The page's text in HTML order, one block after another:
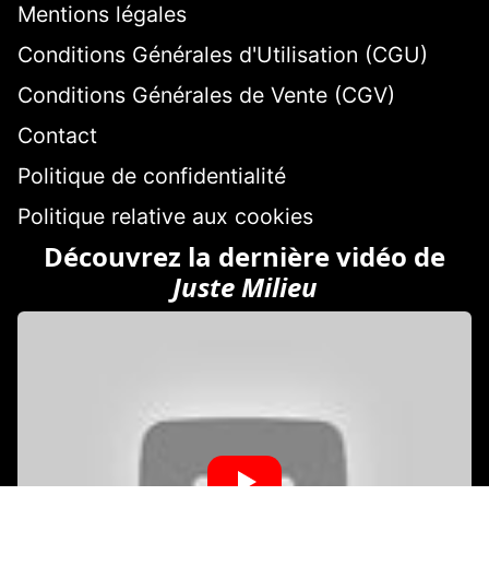
Mentions légales
Conditions Générales d'Utilisation (CGU)
Conditions Générales de Vente (CGV)
Contact
Politique de confidentialité
Politique relative aux cookies
Découvrez la dernière vidéo de
Juste Milieu